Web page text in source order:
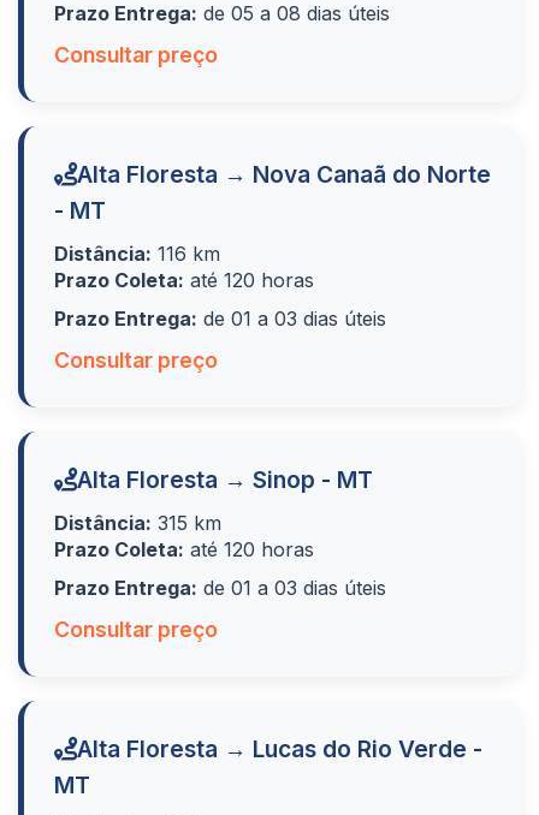
Prazo Entrega: de 05 a 08 dias úteis
Consultar preço
Alta Floresta → Nova Canaã do Norte
- MT
Distância: 116 km
Prazo Coleta: até 120 horas
Prazo Entrega: de 01 a 03 dias úteis
Consultar preço
Alta Floresta → Sinop - MT
Distância: 315 km
Prazo Coleta: até 120 horas
Prazo Entrega: de 01 a 03 dias úteis
Consultar preço
Alta Floresta → Lucas do Rio Verde -
MT